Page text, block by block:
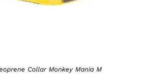
Collar Monkey Mania M